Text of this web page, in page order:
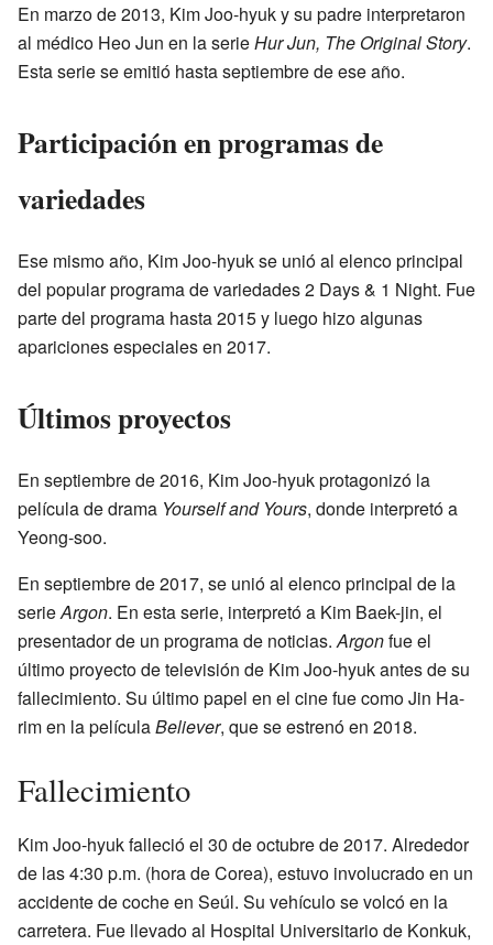
En marzo de 2013, Kim Joo-hyuk y su padre interpretaron
al médico Heo Jun en la serieHur Jun, The Original Story.
Esta serie se emitió hasta septiembre de ese año.
Participación en programas de
variedades
Ese mismo año, Kim Joo-hyuk se unió al elenco principal
del popular programa de variedades 2 Days & 1 Night. Fue
parte del programa hasta 2015 y luego hizo algunas
apariciones especiales en 2017.
Últimos proyectos
En septiembre de 2016, Kim Joo-hyuk protagonizó la
película de drama Yourself and Yours, donde interpretó a
Yeong-soo.
En septiembre de 2017, se unió al elenco principal de la
serieArgon. En esta serie, interpretó a Kim Baek-jin, el
presentador de un programa de noticias.Argonfue el
último proyecto de televisión de Kim Joo-hyuk antes de su
fallecimiento. Su último papel en el cine fue como Jin Ha-
rim en la películaBeliever, que se estrenó en 2018.
Fallecimiento
Kim Joo-hyuk falleció el 30 de octubre de 2017. Alrededor
de las 4:30 p.m. (hora de Corea), estuvo involucrado en un
accidente de coche en Seúl. Su vehículo se volcó en la
carretera. Fue llevado al Hospital Universitario de Konkuk,